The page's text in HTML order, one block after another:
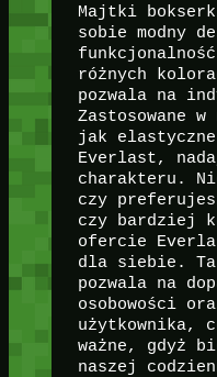
Majtki
sobie modny
różnych
pozwala na
Zastosowane
jak
Everlast,
charakteru.
czy
czy bardziej
ofercie
dla siebie.
pozwala na
osobowości
użytkownika,
ważne, gdyż
naszej